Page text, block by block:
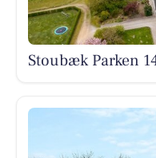
Stoubæk Parken